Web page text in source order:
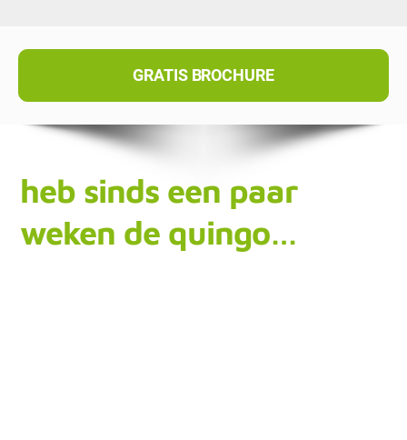
GRATIS BROCHURE
heb sinds een paar
weken de quingo…